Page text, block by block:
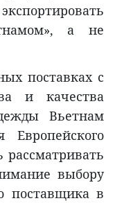
а не
поставках с
и качества
Вьетнам
Европейского
рассматривать
выбору
поставщика в